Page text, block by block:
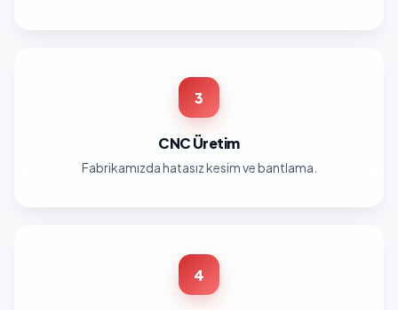
3
CNC Üretim
Fabrikamızda hatasız kesim ve bantlama.
4